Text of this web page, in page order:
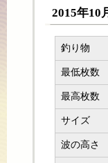
2015年10
釣り物
最低枚数
最高枚数
サイズ
波の高さ